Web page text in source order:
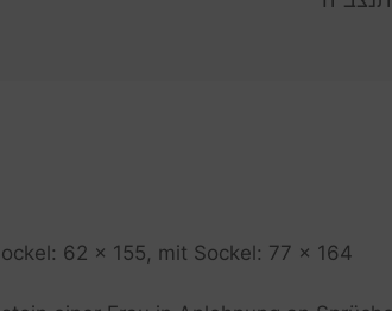
62 x 155, mit Sockel: 77 x 164